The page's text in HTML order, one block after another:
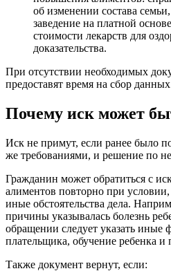
об изменении состава
заведение на платной
стоимости лекарств для
доказательства.
При отсутствии необходимых
предоставят время на сбор
Почему иск может
Иск не примут, если ранее было
же требованиями, и решение по
Гражданин может обратиться с
алиментов повторно при
иные обстоятельства дела.
причины указывалась болезнь
обращении следует указать иные
плательщика, обучение ребенка и
Также документ вернут, если: